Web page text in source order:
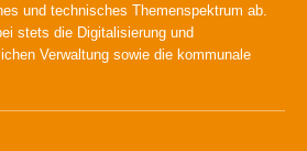
und technisches Themenspektrum ab.
stets die Digitalisierung und
Verwaltung sowie die kommunale